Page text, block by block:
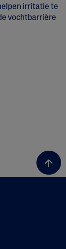
irritatie te
vochtbarrière